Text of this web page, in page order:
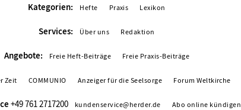
Kategorien: Hefte Praxis Lexikon
Services: Über uns Redaktion
Angebote: Freie Heft-Beiträge Freie Praxis-Beiträge
Zeit COMMUNIO Anzeiger für die Seelsorge Forum Weltkirche
+49 761 2717200 kundenservice@herder.de Abo online kündigen